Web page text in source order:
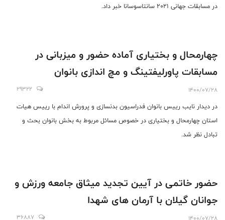
در مسابقات جهانی 2021 سانتاسوسانا خبر داد.
چهارمحال و بختیاری آماده حضور و میزبانی در
مسابقات پاورلیفتینگ و مچ اندازی بانوان
1400/07/28
29322
در دیدار نایب رییس بانوان فدراسیون بدنسازی و پرورش اندام با رییس هیات
استان چهارمحال و بختیاری در خصوص مسائل مربوط به بخش بانوان بحث و
تبادل نظر شد.
حضور خاتمی در آیین تجدید میثاق جامعه ورزش و
جوانان گیلان با آرمان های شهدا
1400/07/28
36887